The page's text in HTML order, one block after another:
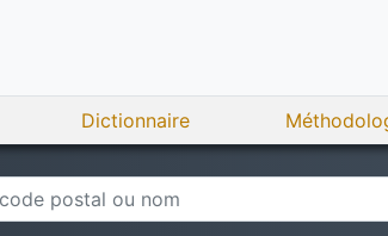
Dictionnaire